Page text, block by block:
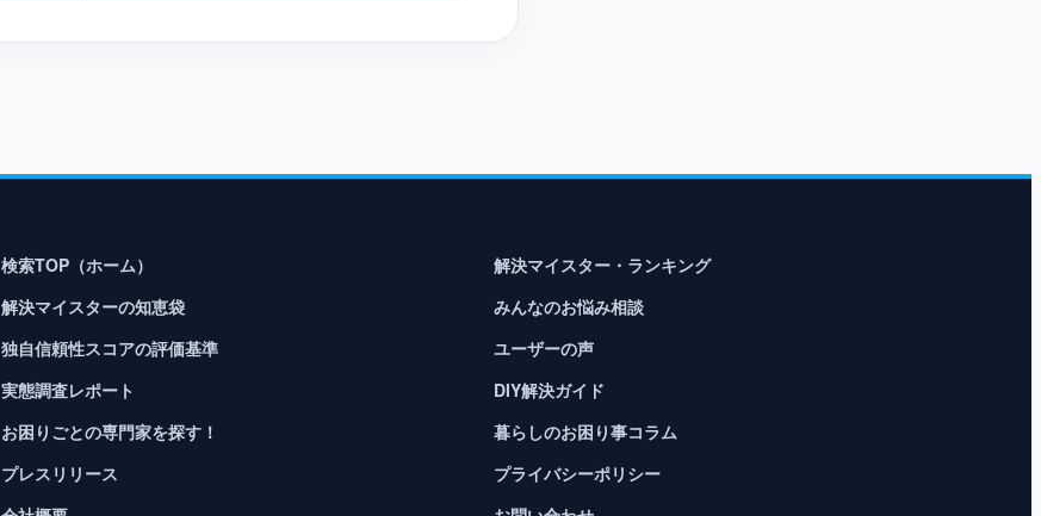
検索TOP（ホーム）
解決マイスター・ランキング
解決マイスターの知恵袋
みんなのお悩み相談
独自信頼性スコアの評価基準
ユーザーの声
実態調査レポート
DIY解決ガイド
お困りごとの専門家を探す！
暮らしのお困り事コラム
プレスリリース
プライバシーポリシー